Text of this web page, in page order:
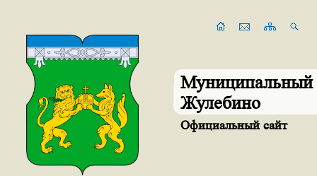
Муниципальный
Жулебино
Официальный сайт